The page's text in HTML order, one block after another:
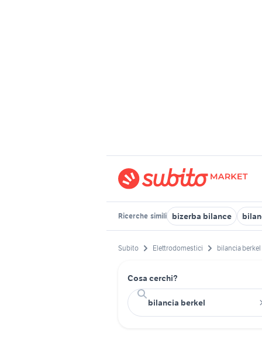
Ricerche simili bizerba bilance
Subito Elettrodomestici bilancia berkel
Cosa cerchi?